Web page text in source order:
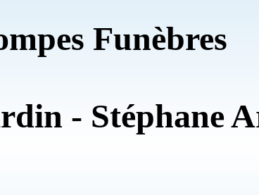
Funèbres
- Stéphane